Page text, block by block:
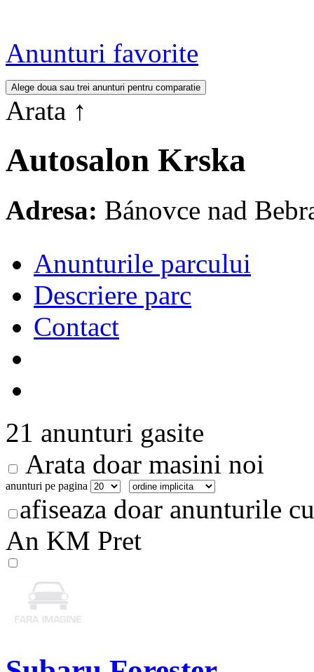
Anunturi favorite
Arata ↑
Autosalon Krska
Adresa: Bánovce nad
Anunturile parcului
Descriere parc
Contact
21 anunturi gasite
Arata doar masini noi
anunturi pe pagina
afiseaza doar anunturile
An KM Pret